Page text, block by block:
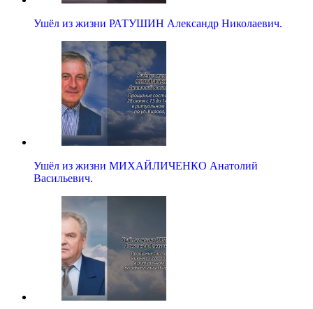
Ушёл из жизни РАТУШИН Александр Николаевич.
Ушёл из жизни МИХАЙЛИЧЕНКО Анатолий
Васильевич.